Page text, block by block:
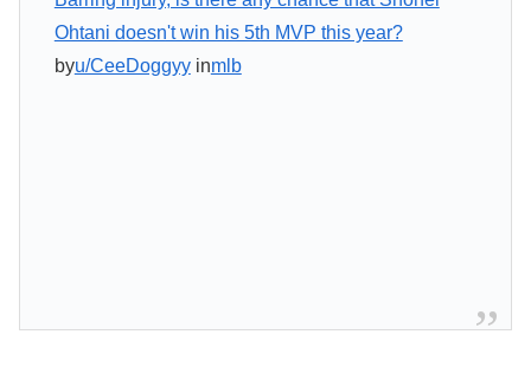
Ohtani doesn't win his 5th MVP this year?
byu/CeeDoggyyinmlb